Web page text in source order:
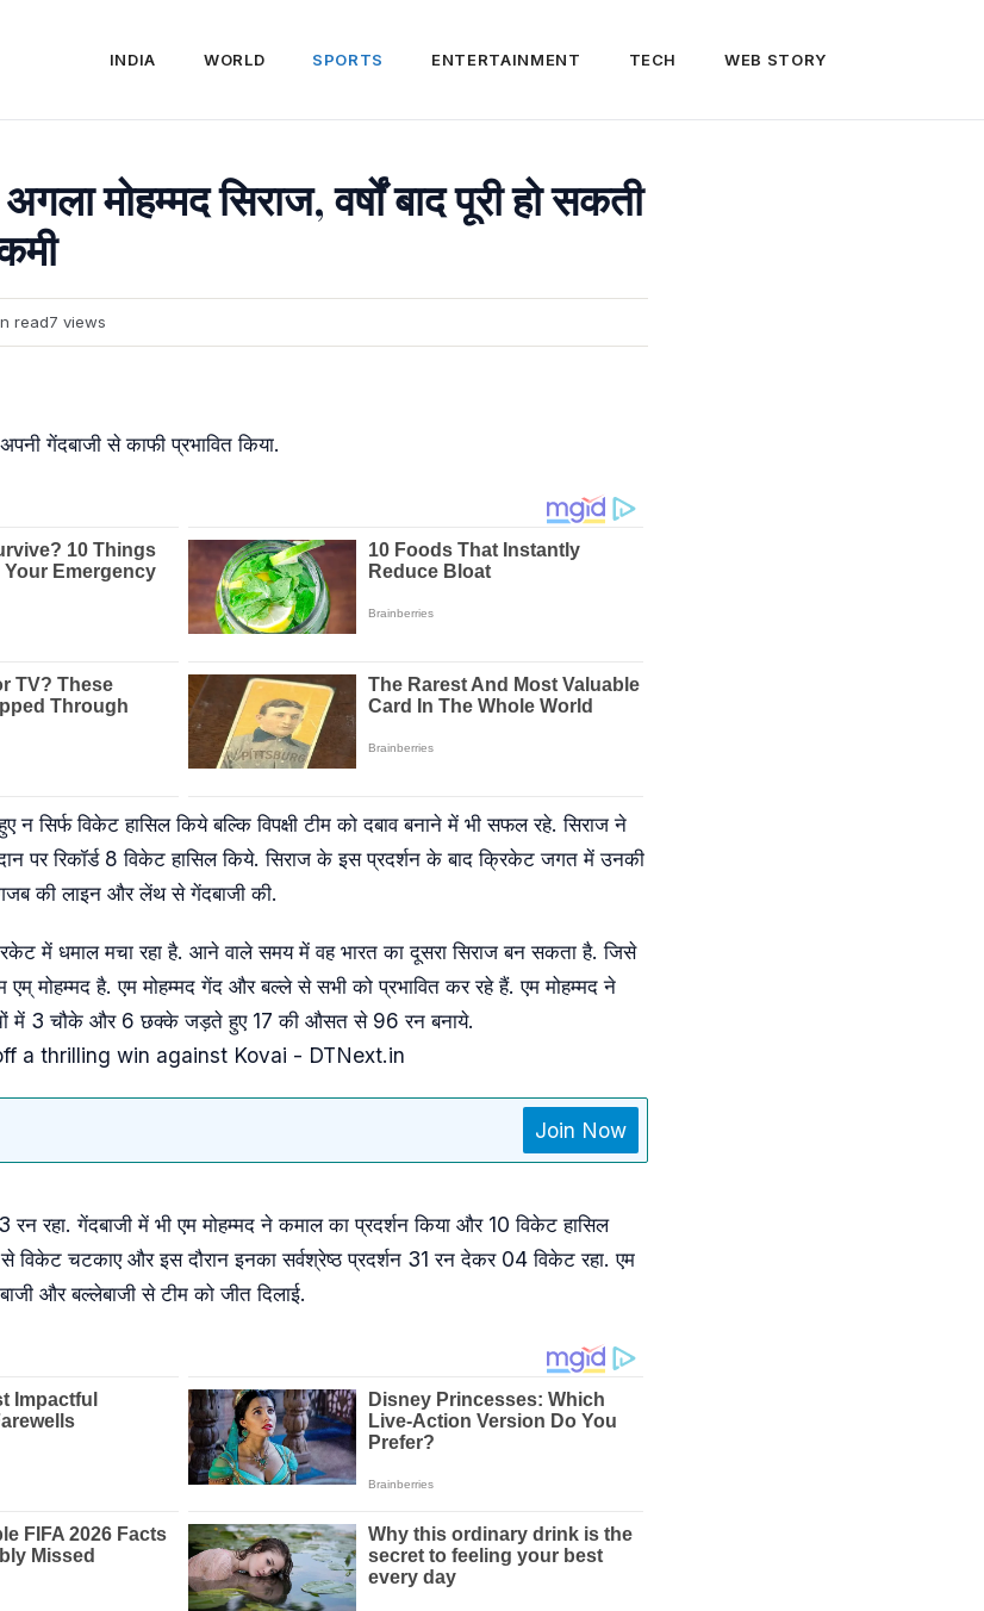
INDIA WORLD SPORTS ENTERTAINMENT TECH WEB STORY
मोहम्मद सिराज, वर्षों बाद पूरी हो सकती
read7 views
गेंदबाजी से काफी प्रभावित किया.
सिर्फ विकेट हासिल किये बल्कि विपक्षी टीम को दबाव बनाने में भी सफल रहे. सिराज ने
पर रिकॉर्ड 8 विकेट हासिल किये. सिराज के इस प्रदर्शन के बाद क्रिकेट जगत में उनकी
की लाइन और लेंथ से गेंदबाजी की.
में धमाल मचा रहा है. आने वाले समय में वह भारत का दूसरा सिराज बन सकता है. जिसे
मोहम्मद है. एम मोहम्मद गेंद और बल्ले से सभी को प्रभावित कर रहे हैं. एम मोहम्मद ने
में 3 चौके और 6 छक्के जड़ते हुए 17 की औसत से 96 रन बनाये.
Join Now
रन रहा. गेंदबाजी में भी एम मोहम्मद ने कमाल का प्रदर्शन किया और 10 विकेट हासिल
चटकाए और इस दौरान इनका सर्वश्रेष्ठ प्रदर्शन 31 रन देकर 04 विकेट रहा. एम
और बल्लेबाजी से टीम को जीत दिलाई.